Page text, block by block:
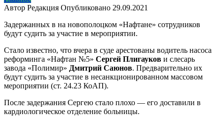
Автор Редакция Опубликовано 29.09.2021
Задержанных в на новополоцком «Нафтане» сотрудников
будут судить за участие в мероприятии.
Стало известно, что вчера в суде арестованы водитель насоса
реформинга «Нафтан №5» Сергей Плигауков и слесарь
завода «Полимир» Дмитрий Саюнов. Предварительно их
будут судить за участие в несанкционированном массовом
мероприятии (ст. 24.23 КоАП).
После задержания Сергею стало плохо — его доставили в
кардиологическое отделение больницы.